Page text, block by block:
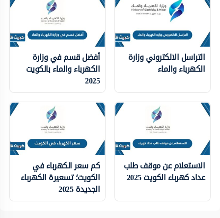
التراسل الالكتروني وزارة
الكهرباء والماء
أفضل قسم في وزارة
الكهرباء والماء بالكويت
2025
الاستعلام عن موقف طلب
عداد كهرباء الكويت 2025
كم سعر الكهرباء في
الكويت؛ تسعيرة الكهرباء
الجديدة 2025